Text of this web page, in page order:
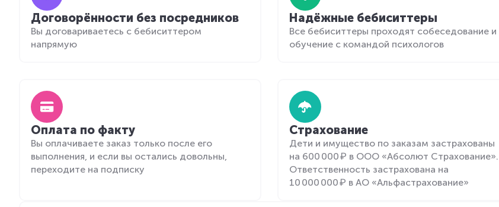
Договорённости без посредников
Вы договариваетесь с бебиситтером
напрямую
Надёжные бебиситтеры
Все бебиситтеры проходят собеседование и
обучение с командой психологов
Оплата по факту
Вы оплачиваете заказ только после его
выполнения, и если вы остались довольны,
переходите на подписку
Страхование
Дети и имущество по заказам застрахованы
на 600 000 ₽ в ООО «Абсолют Страхование».
Ответственность застрахована на
10 000 000 ₽ в АО «Альфастрахование»